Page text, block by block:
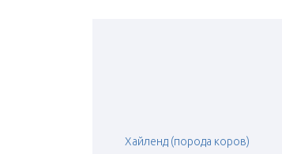
Хайленд (порода коров)